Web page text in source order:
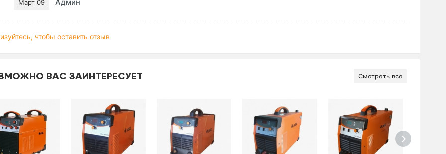
Март 09 Админ
чтобы оставить отзыв
ВАС ЗАИНТЕРЕСУЕТ Смотреть все